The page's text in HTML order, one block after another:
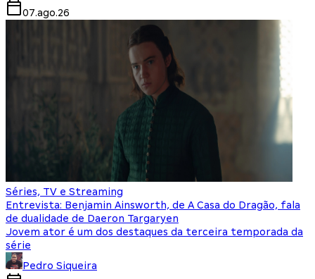
07.ago.26
Séries, TV e Streaming
Entrevista: Benjamin Ainsworth, de A Casa do Dragão, fala
de dualidade de Daeron Targaryen
Jovem ator é um dos destaques da terceira temporada da
série
Pedro Siqueira